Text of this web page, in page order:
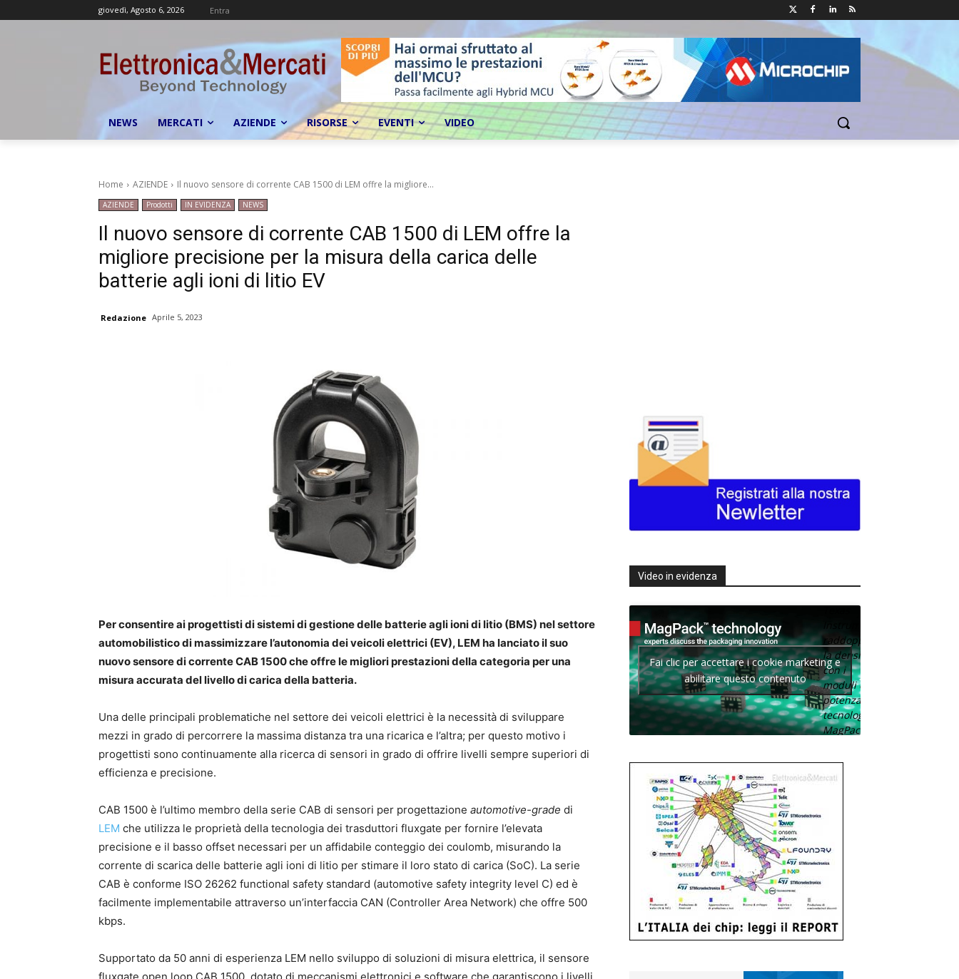
giovedì, Agosto 6, 2026 Entra
NEWS MERCATI AZIENDE RISORSE EVENTI VIDEO
Home AZIENDE Il nuovo sensore di corrente CAB 1500 di LEM offre la migliore...
AZIENDE Prodotti IN EVIDENZA NEWS
Il nuovo sensore di corrente CAB 1500 di LEM offre la
migliore precisione per la misura della carica delle
batterie agli ioni di litio EV
Redazione Aprile 5, 2023
Per consentire ai progettisti di sistemi di gestione delle batterie agli ioni di litio (BMS) nel settore
automobilistico di massimizzare l’autonomia dei veicoli elettrici (EV), LEM ha lanciato il suo
nuovo sensore di corrente CAB 1500 che offre le migliori prestazioni della categoria per una
misura accurata del livello di carica della batteria.
Una delle principali problematiche nel settore dei veicoli elettrici è la necessità di sviluppare
mezzi in grado di percorrere la massima distanza tra una ricarica e l’altra; per questo motivo i
progettisti sono continuamente alla ricerca di sensori in grado di offrire livelli sempre superiori di
efficienza e precisione.
CAB 1500 è l’ultimo membro della serie CAB di sensori per progettazione automotive-grade di
LEM che utilizza le proprietà della tecnologia dei trasduttori fluxgate per fornire l’elevata
precisione e il basso offset necessari per un affidabile conteggio dei coulomb, misurando la
corrente di scarica delle batterie agli ioni di litio per stimare il loro stato di carica (SoC). La serie
CAB è conforme ISO 26262 functional safety standard (automotive safety integrity level C) ed è
facilmente implementabile attraverso un’interfaccia CAN (Controller Area Network) che offre 500
kbps.
Supportato da 50 anni di esperienza LEM nello sviluppo di soluzioni di misura elettrica, il sensore
Video in evidenza
Texas
raddoppia
la densità
con i
moduli di
potenza con
tecnologia
MagPack.
Fai clic per accettare i cookie marketing e
abilitare questo contenuto